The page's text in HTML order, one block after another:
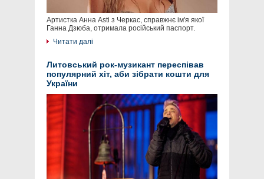
Артистка Анна Asti з Черкас, справжнє ім'я якої
Ганна Дзюба, отримала російський паспорт.
Читати далі
Литовський рок-музикант переспівав
популярний хіт, аби зібрати кошти для
України